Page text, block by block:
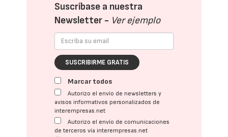
Suscríbase a nuestra
Newsletter - Ver ejemplo
SUSCRIBIRME GRATIS
Marcar todos
Autorizo el envío de newsletters y
avisos informativos personalizados de
interempresas.net
Autorizo el envío de comunicaciones
de terceros vía interempresas.net